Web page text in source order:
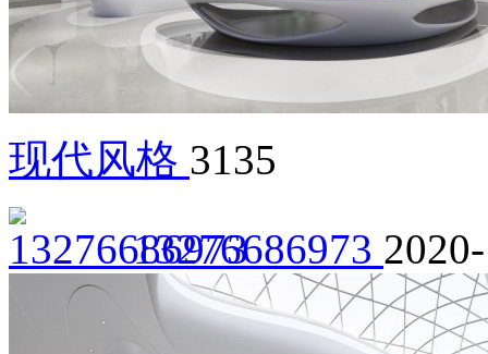
现代风格 3135
13276686973